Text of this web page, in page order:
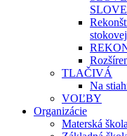
TLAČIVÁ
Na
VOĽBY
Organizácie
Materská škola